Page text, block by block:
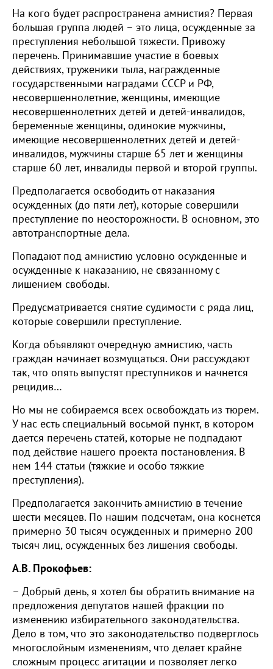
На кого будет распространена амнистия? Первая
большая группа людей – это лица, осужденные за
преступления небольшой тяжести. Привожу
перечень. Принимавшие участие в боевых
действиях, труженики тыла, награжденные
государственными наградами СССР и РФ,
несовершеннолетние, женщины, имеющие
несовершеннолетних детей и детей-инвалидов,
беременные женщины, одинокие мужчины,
имеющие несовершеннолетних детей и детей-
инвалидов, мужчины старше 65 лет и женщины
старше 60 лет, инвалиды первой и второй группы.
Предполагается освободить от наказания
осужденных (до пяти лет), которые совершили
преступление по неосторожности. В основном, это
автотранспортные дела.
Попадают под амнистию условно осужденные и
осужденные к наказанию, не связанному с
лишением свободы.
Предусматривается снятие судимости с ряда лиц,
которые совершили преступление.
Когда объявляют очередную амнистию, часть
граждан начинает возмущаться. Они рассуждают
так, что опять выпустят преступников и начнется
рецидив…
Но мы не собираемся всех освобождать из тюрем.
У нас есть специальный восьмой пункт, в котором
дается перечень статей, которые не подпадают
под действие нашего проекта постановления. В
нем 144 статьи (тяжкие и особо тяжкие
преступления).
Предполагается закончить амнистию в течение
шести месяцев. По нашим подсчетам, она коснется
примерно 30 тысяч осужденных и примерно 200
тысяч лиц, осужденных без лишения свободы.
А.В. Прокофьев:
– Добрый день, я хотел бы обратить внимание на
предложения депутатов нашей фракции по
изменению избирательного законодательства.
Дело в том, что это законодательство подверглось
многослойным изменениям, что делает крайне
сложным процесс агитации и позволяет легко